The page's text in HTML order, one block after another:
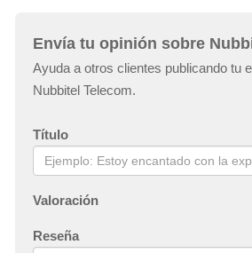
Envía tu opinión sobre
Ayuda a otros clientes publicando tu
Nubbitel Telecom.
Título
Valoración
Reseña